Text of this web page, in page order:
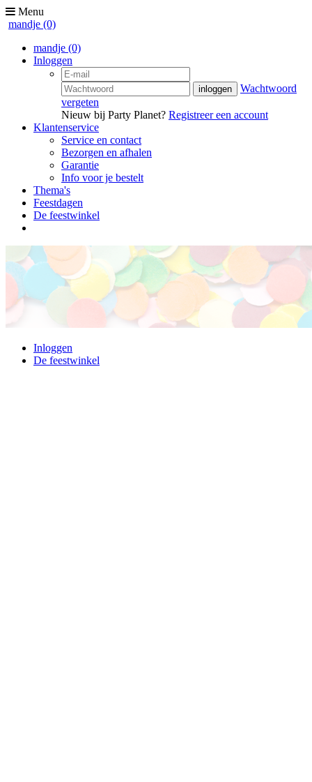
Menu
mandje (0)
mandje (0)
Inloggen
Wachtwoord
vergeten
Nieuw bij Party Planet? Registreer een account
Klantenservice
Service en contact
Bezorgen en afhalen
Garantie
Info voor je bestelt
Thema's
Feestdagen
De feestwinkel
Inloggen
De feestwinkel